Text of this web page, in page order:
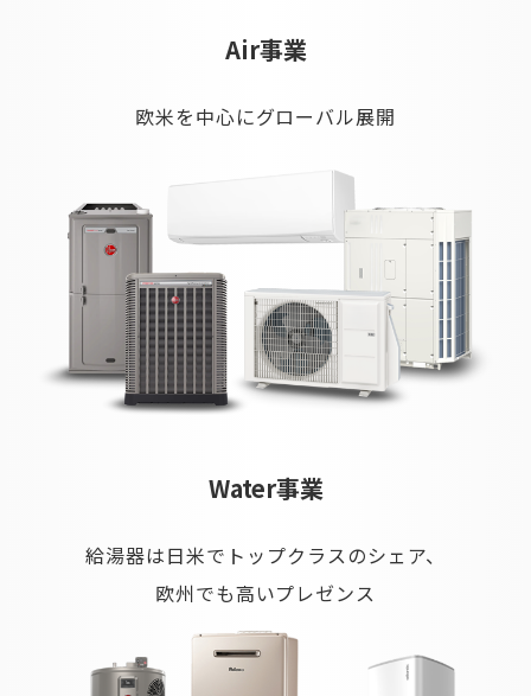
Air事業
欧米を中心にグローバル展開
Water事業
給湯器は日米でトップクラスのシェア、
欧州でも高いプレゼンス